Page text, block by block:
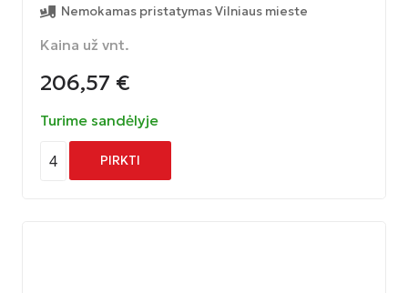
Nemokamas pristatymas Vilniaus mieste
Kaina už vnt.
206,57 €
Turime sandėlyje
4 PIRKTI